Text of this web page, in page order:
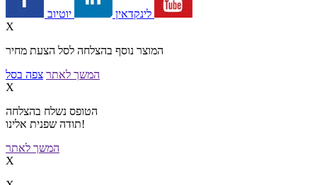
לינקדאין
X
המוצר נוסף בהצלחה לסל הצעת מחיר
המשך לאתר צפה בסל
X
הטופס נשלח בהצלחה
תודה שפנית אלינו!
המשך לאתר
X